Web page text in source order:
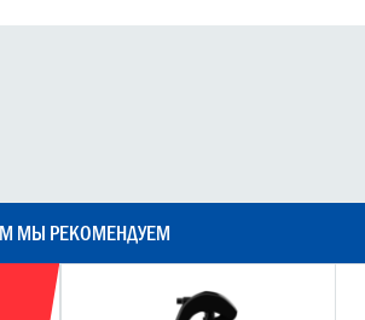
МЫ РЕКОМЕНДУЕМ